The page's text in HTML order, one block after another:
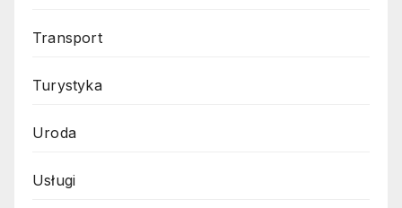
Transport
Turystyka
Uroda
Usługi